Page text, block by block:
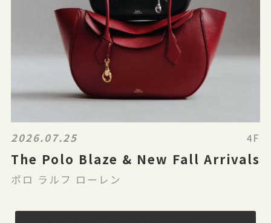
2026.07.25 4F
The Polo Blaze & New Fall Arrivals
ポロ ラルフ ローレン